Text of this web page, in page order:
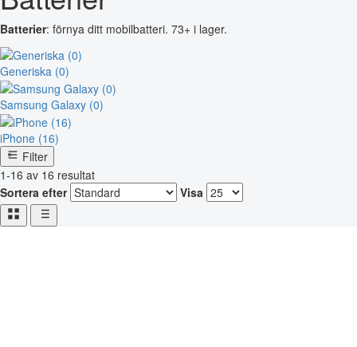
Batterier: förnya ditt mobilbatteri. 73+ i lager.
Generiska (0)
Samsung Galaxy (0)
iPhone (16)
Filter
1-16 av 16 resultat
Sortera efter
Visa